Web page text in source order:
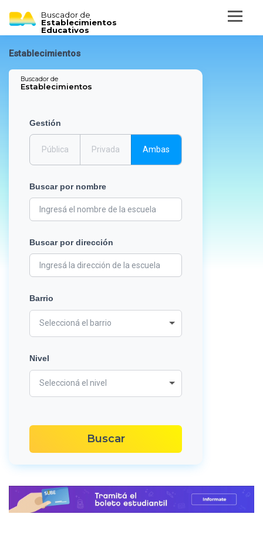
Buscador de
Establecimientos
Educativos
Establecimientos
Buscador de
Establecimientos
Gestión
Pública Privada Ambas
Buscar por nombre
Buscar por dirección
Barrio
Seleccioná el barrio
Nivel
Seleccioná el nivel
Buscar